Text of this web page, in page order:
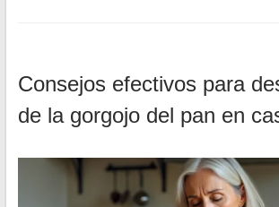
Consejos efectivos para
de la gorgojo del pan en